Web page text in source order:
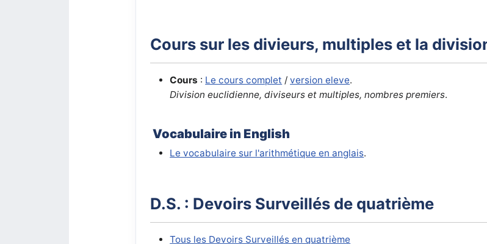
Cours sur les divieurs, multiples et la
Cours : Le cours complet /version eleve.
Division euclidienne, diviseurs et multiples, nombres premiers.
Vocabulaire in English
Le vocabulaire sur l'arithmétique en anglais.
D.S. : Devoirs Surveillés de quatrième
Tous les Devoirs Surveillés en quatrième